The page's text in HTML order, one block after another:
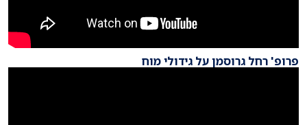
פרופ' רחל גרוסמן על גידולי מוח